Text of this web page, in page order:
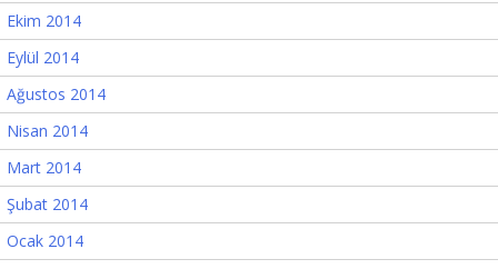
Ekim 2014
Eylül 2014
Ağustos 2014
Nisan 2014
Mart 2014
Şubat 2014
Ocak 2014